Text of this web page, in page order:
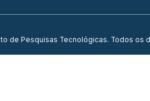
de Pesquisas Tecnológicas. Todos os